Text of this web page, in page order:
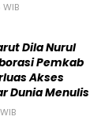
Dila Nurul
Pemkab
Akses
Dunia Menulis